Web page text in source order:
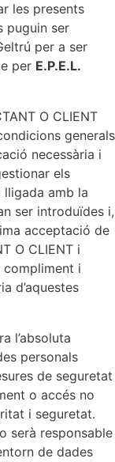
les presents
puguin ser
per a ser
per E.P.E.L.
O CLIENT
generals
necessària i
els
amb la
ser introduïdes i,
acceptació de
O CLIENT i
compliment i
d’aquestes
l’absoluta
personals
de seguretat
o accés no
i seguretat.
serà responsable
de dades